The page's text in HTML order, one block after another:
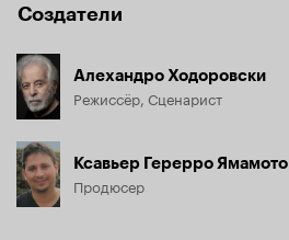
Создатели
Алехандро Ходоровски
Режиссёр, Сценарист
Ксавьер Герерро Ямамото
Продюсер